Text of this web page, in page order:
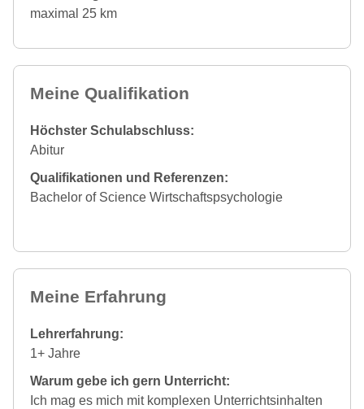
maximal 25 km
Meine Qualifikation
Höchster Schulabschluss:
Abitur
Qualifikationen und Referenzen:
Bachelor of Science Wirtschaftspsychologie
Meine Erfahrung
Lehrerfahrung:
1+ Jahre
Warum gebe ich gern Unterricht:
Ich mag es mich mit komplexen Unterrichtsinhalten